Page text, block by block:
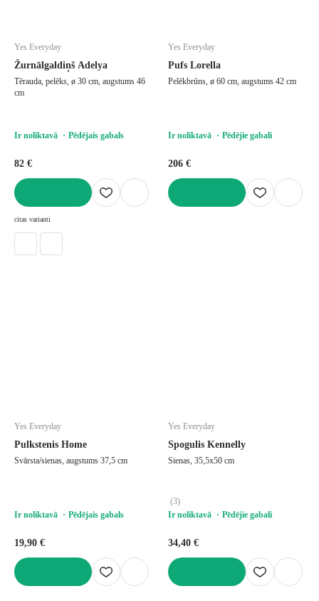
Yes Everyday
Žurnālgaldiņš Adelya
Tērauda, pelēks, ø 30 cm, augstums 46
cm
Ir noliktavā Pēdējais gabals
82 €
citas varianti
Yes Everyday
Pufs Lorella
Pelēkbrūns, ø 60 cm, augstums 42 cm
Ir noliktavā Pēdējie gabali
206 €
Yes Everyday
Pulkstenis Home
Svārsta/sienas, augstums 37,5 cm
Ir noliktavā Pēdējais gabals
19,90 €
Yes Everyday
Spogulis Kennelly
Sienas, 35,5x50 cm
(3)
Ir noliktavā
Pēdējie gabali
34,40 €